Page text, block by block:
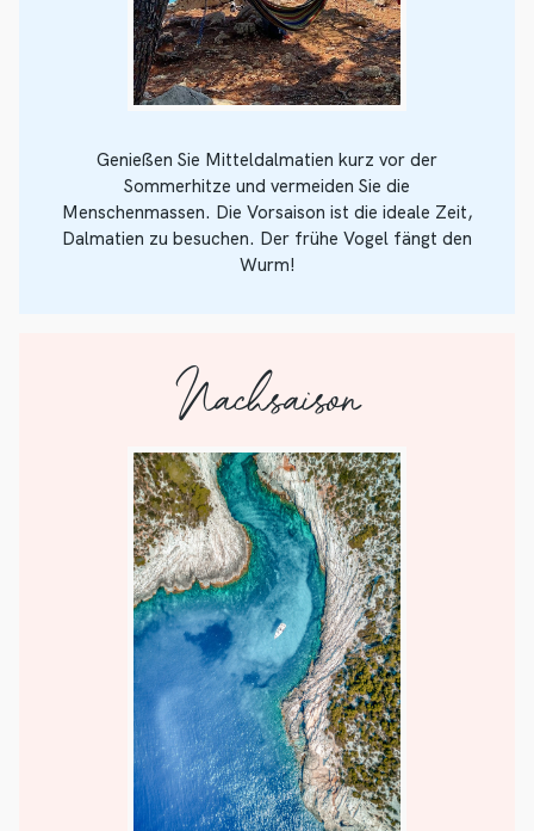
Genießen Sie Mitteldalmatien kurz vor der
Sommerhitze und vermeiden Sie die
Menschenmassen. Die Vorsaison ist die ideale Zeit,
Dalmatien zu besuchen. Der frühe Vogel fängt den
Wurm!
Nachsaison